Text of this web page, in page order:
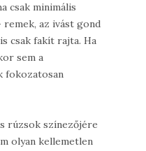
csak minimális
az ivást gond
csak fakít rajta. Ha
sem a
fokozatosan
rúzsok színezőjére
olyan kellemetlen